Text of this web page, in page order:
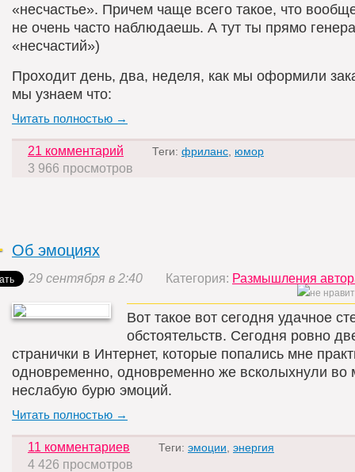
«несчастье». Причем чаще всего такое, что
не очень часто наблюдаешь. А тут ты прямо
«несчастий»)
Проходит день, два, неделя, как мы оформили
мы узнаем что:
Читать полностью →
21 комментарий Теги: фриланс юмор
3 966 просмотров
Об эмоциях
29 сентября в 2:40 Категория: Размышления
Вот такое вот сегодня удачное
обстоятельств. Сегодня ровно
странички в Интернет, которые попались мне
одновременно, одновременно же всколыхнули во
неслабую бурю эмоций.
Читать полностью →
11 комментариев Теги: эмоции энергия
4 426 просмотров